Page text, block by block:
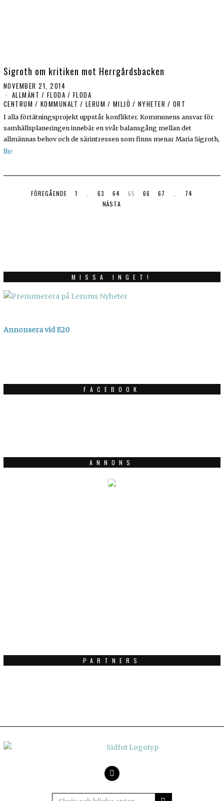
Sigroth om kritiken mot Herrgårdsbacken
NOVEMBER 21, 2014
ALLMÄNT / FLODA / FLODA
CENTRUM / KOMMUNALT / LERUM / MILJÖ / NYHETER / ORT
I alla förtätningsprojekt uppstår konflikter. Kommunens ansvar för
samhällsplaneringen innebär en svår balansgång mellan det
allmännas behov och de särintressen som finns menar Maria Sigroth,
Mer
FÖREGÅENDE 1 63 64 65 66 67
74
NÄSTA
MISSA INGET!
Annonsera vid E20
FACEBOOK
ANNONS
PARTNERS